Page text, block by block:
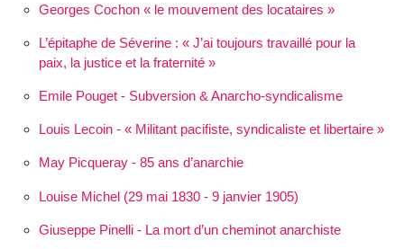
Georges Cochon « le mouvement des locataires »
L’épitaphe de Séverine :
J’ai toujours travaillé pour la
paix, la justice et la fraternité
Emile Pouget - Subversion & Anarcho-syndicalisme
Louis Lecoin - « Militant pacifiste, syndicaliste et libertaire »
May Picqueray - 85 ans d’anarchie
Louise Michel (29 mai 1830 - 9 janvier 1905)
Giuseppe Pinelli - La mort d’un cheminot anarchiste